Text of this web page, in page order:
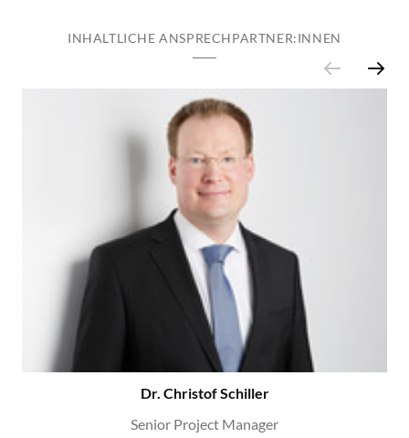
INHALTLICHE ANSPRECHPARTNER:INNEN
Dr. Christof Schiller
Senior Project Manager